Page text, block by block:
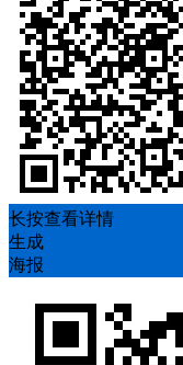
长按查看详情
生成
海报